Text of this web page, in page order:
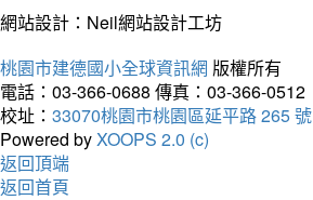
網站設計：Neil網站設計工坊
桃園市建德國小全球資訊網 版權所有
電話：03-366-0688 傳真：03-366-0512
校址： 33070桃園市桃園區延平路 265 號
Powered byXOOPS 2.0 (c)
返回頂端
返回首頁